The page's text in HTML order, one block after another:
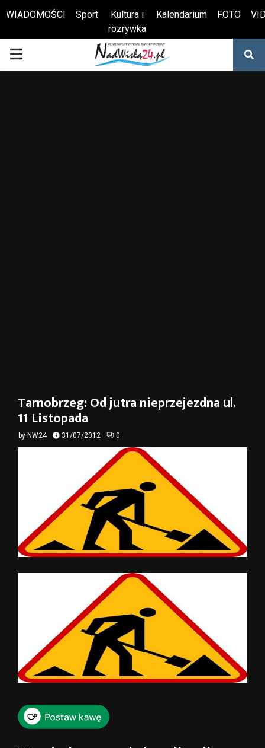
Otwórz pasek narzędzi
WIADOMOŚCI Sport
Kultura i
rozrywka
Kalendarium FOTO
PRIMARY
Tarnobrzeg: Od jutra nieprzejezdna ul.
11 Listopada
by NW24 31/07/2012 0